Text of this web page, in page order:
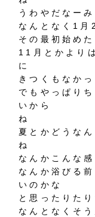
うわやだなー
なんとなく1月
その最初始めた
11月とかより
に
きつくもなか
でもやっぱり
いから
ね
夏とかどうなん
ね
なんかこんな
なんか浴びる
いのかな
と思ったりた
なんとなくそ